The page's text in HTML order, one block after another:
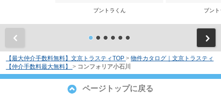
ブントラくん ブン
【最大仲介手数料無料】文京トラスティTOP > 物件カタログ｜文京トラスティ
【仲介手数料最大無料】
> コンフォリア小石川
ページトップに戻る